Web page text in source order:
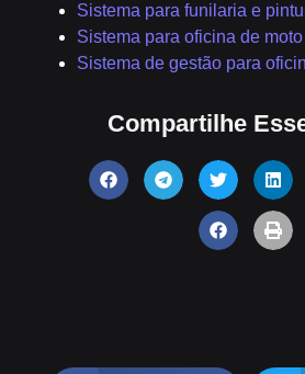
Sistema para funilaria e
Sistema para oficina de moto
Sistema de gestão para
Compartilhe